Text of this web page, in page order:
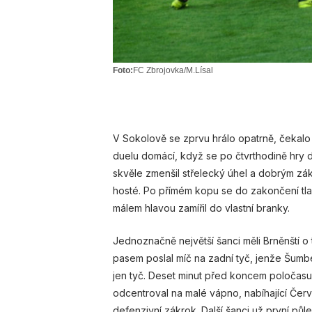
Foto:FC Zbrojovka/M.Lísal
V Sokolově se zprvu hrálo opatrně,
duelu domácí, když se po čtvrthodině hry
skvěle zmenšil střelecký úhel a dobrým
hosté. Po přímém kopu se do zakončení
málem hlavou zamířil do vlastní branky.
Jednoznačně největší šanci měli Brněnští
pasem poslal míč na zadní tyč, jenže
jen tyč. Deset minut před koncem
odcentroval na malé vápno, nabíhající